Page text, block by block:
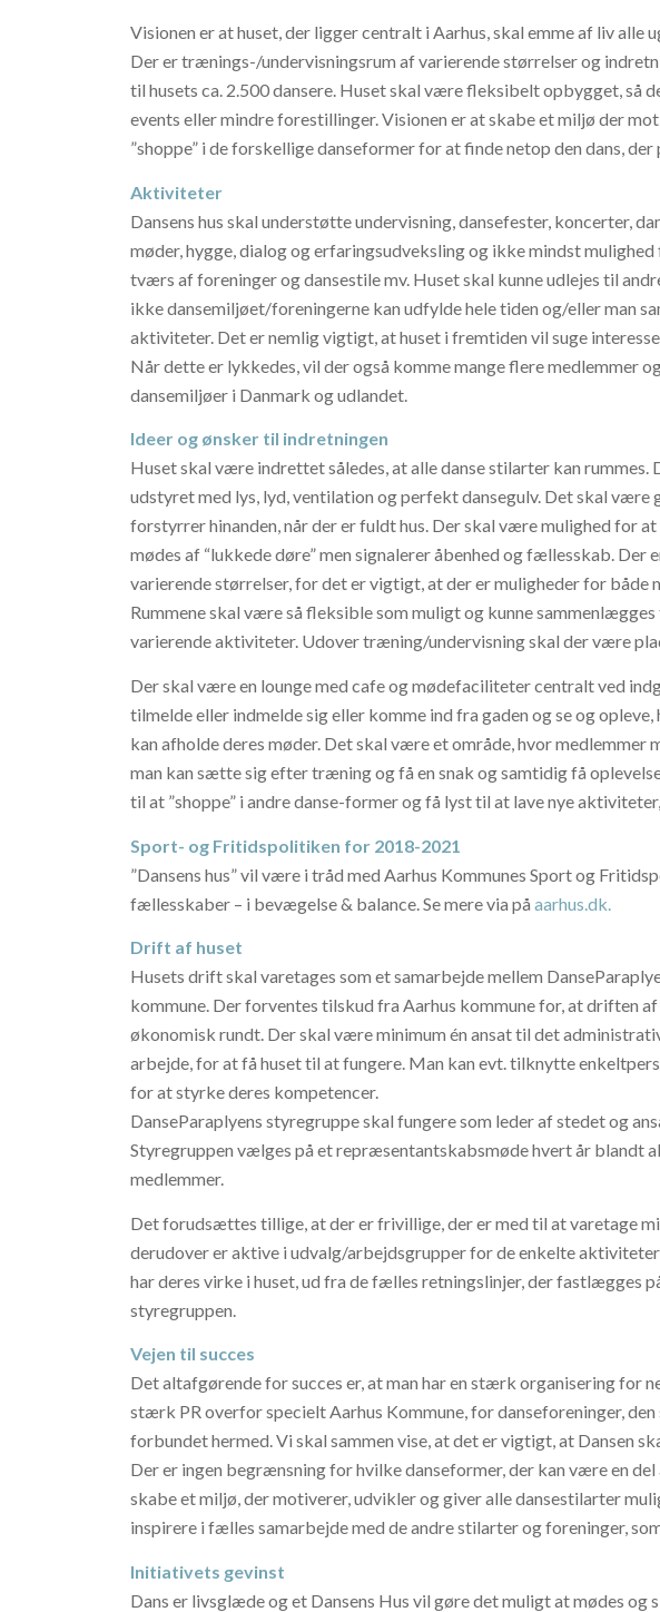
Visionen er at huset, der ligger centralt i Aarhus, skal emme af liv alle
Der er trænings-/undervisningsrum af varierende størrelser og
til husets ca. 2.500 dansere. Huset skal være fleksibelt opbygget, så
events eller mindre forestillinger. Visionen er at skabe et miljø der
”shoppe” i de forskellige danseformer for at finde netop den dans, der
Aktiviteter
Dansens hus skal understøtte undervisning, dansefester, koncerter,
møder, hygge, dialog og erfaringsudveksling og ikke mindst
tværs af foreninger og dansestile mv. Huset skal kunne udlejes til
ikke dansemiljøet/foreningerne kan udfylde hele tiden og/eller man
aktiviteter. Det er nemlig vigtigt, at huset i fremtiden vil suge
Når dette er lykkedes, vil der også komme mange flere medlemmer
dansemiljøer i Danmark og udlandet.
Ideer og ønsker til indretningen
Huset skal være indrettet således, at alle danse stilarter kan
udstyret med lys, lyd, ventilation og perfekt dansegulv. Det skal være
forstyrrer hinanden, når der er fuldt hus. Der skal være mulighed for
mødes af “lukkede døre” men signalerer åbenhed og fællesskab.
varierende størrelser, for det er vigtigt, at der er muligheder for både
Rummene skal være så fleksible som muligt og kunne
varierende aktiviteter. Udover træning/undervisning skal der være
Der skal være en lounge med cafe og mødefaciliteter centralt ved
tilmelde eller indmelde sig eller komme ind fra gaden og se og
kan afholde deres møder. Det skal være et område, hvor medlemmer
man kan sætte sig efter træning og få en snak og samtidig få
til at ”shoppe” i andre danse-former og få lyst til at lave nye
Sport- og Fritidspolitiken for 2018-2021
”Dansens hus” vil være i tråd med Aarhus Kommunes Sport og
fællesskaber – i bevægelse & balance.Se mere via påaarhus.dk.
Drift af huset
Husets drift skal varetages som et samarbejde mellem
kommune. Der forventes tilskud fra Aarhus kommune for, at driften
økonomisk rundt. Der skal være minimum én ansat til det
arbejde, for at få huset til at fungere. Man kan evt. tilknytte
for at styrke deres kompetencer.
DanseParaplyens styregruppe skal fungere som leder af stedet og
Styregruppen vælges på et repræsentantskabsmøde hvert år blandt
medlemmer.
Det forudsættes tillige, at der er frivillige, der er med til at varetage
derudover er aktive i udvalg/arbejdsgrupper for de enkelte
har deres virke i huset, ud fra de fælles retningslinjer, der fastlægges
styregruppen.
Vejen til succes
Det altafgørende for succes er, at man har en stærk organisering for
stærk PR overfor specielt Aarhus Kommune, for danseforeninger,
forbundet hermed. Vi skal sammen vise, at det er vigtigt, at Dansen
Der er ingen begrænsning for hvilke danseformer, der kan være en
skabe et miljø, der motiverer, udvikler og giver alle dansestilarter
inspirere i fælles samarbejde med de andre stilarter og foreninger,
Initiativets gevinst
Dans er livsglæde og et Dansens Hus vil gøre det muligt at mødes